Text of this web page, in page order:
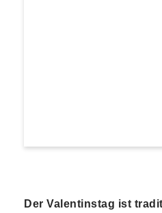
Der Valentinstag ist